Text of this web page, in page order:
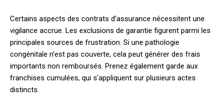
Certains aspects des contrats d’assurance nécessitent une
vigilance accrue. Les exclusions de garantie figurent parmi les
principales sources de frustration. Si une pathologie
congénitale n’est pas couverte, cela peut générer des frais
importants non remboursés. Prenez également garde aux
franchises cumulées, qui s’appliquent sur plusieurs actes
distincts.